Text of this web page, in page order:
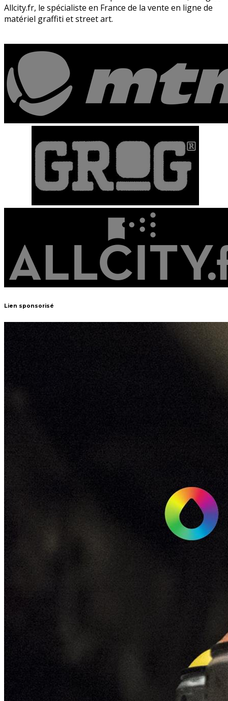
Allcity.fr, le spécialiste en France de la vente en ligne de
matériel graffiti et street art.
Lien sponsorisé